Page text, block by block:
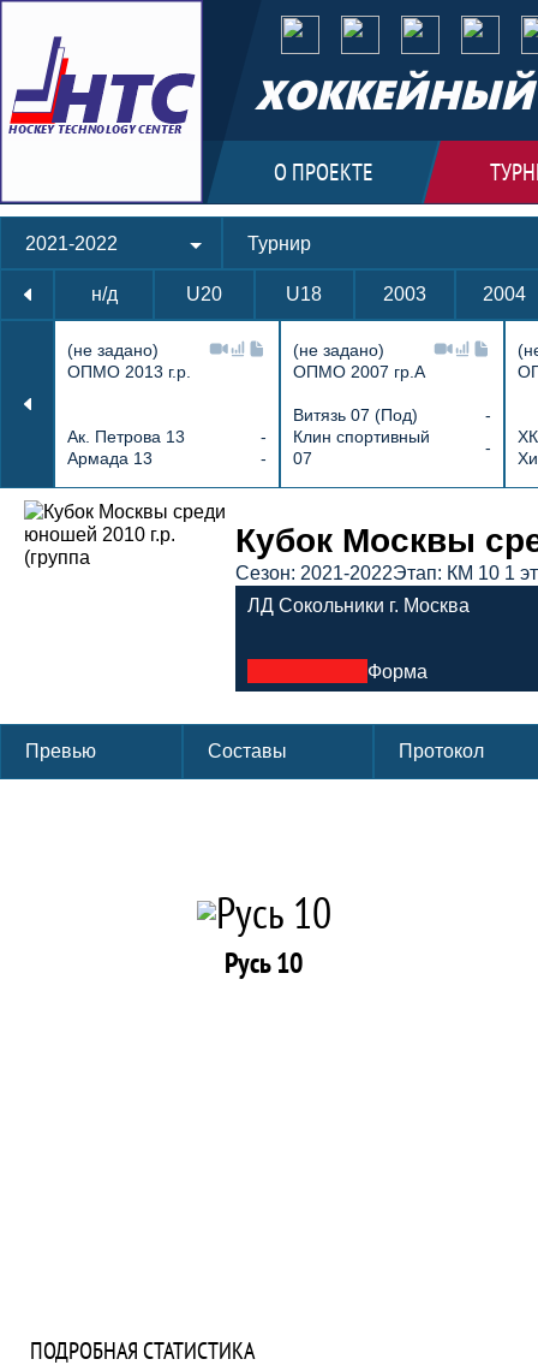
ХОККЕЙНЫЙ
О ПРОЕКТЕ
2021-2022 Турнир
н/д U20 U18 2003 2004
(не задано)
ОПМО 2013 г.р.
Ак. Петрова 13
-
Армада 13
-
(не задано)
ОПМО 2007 гр.А
Витязь 07 (Под)
-
Клин спортивный
07
-
Протокол и события матча Русь 10
Кубок Москвы
Сезон: 2021-2022Этап: КМ 10 1
ЛД Сокольники г. Москва
Форма
Превью Составы Протокол
Русь 10
ПОДРОБНАЯ СТАТИСТИКА